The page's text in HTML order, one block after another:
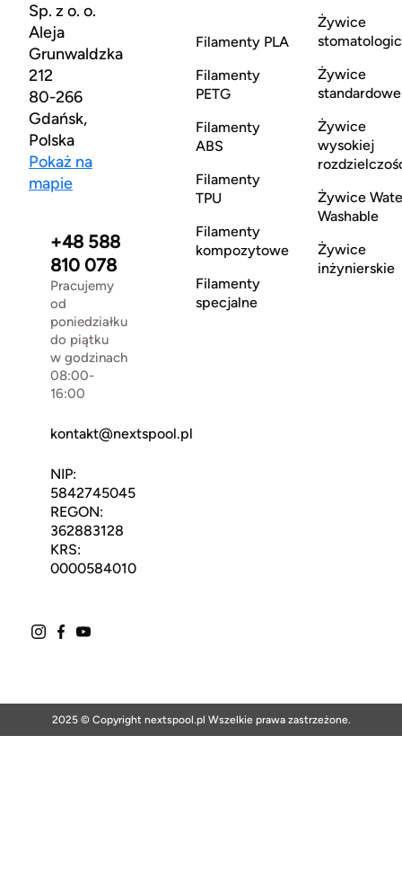
Sp. z o. o.
Aleja
Grunwaldzka
212
80-266
Gdańsk,
Polska
Pokaż na
mapie
+48 588
810 078
Pracujemy
od
poniedziałku
do piątku
w godzinach
08:00-
16:00
kontakt@nextspool.pl
NIP:
5842745045
REGON:
362883128
KRS:
0000584010
Filamenty PLA
Filamenty
PETG
Filamenty
ABS
Filamenty
TPU
Filamenty
kompozytowe
Filamenty
specjalne
Żywice
Żywice
standardowe
Żywice
wysokiej
Żywice
Washable
Żywice
inżynierskie